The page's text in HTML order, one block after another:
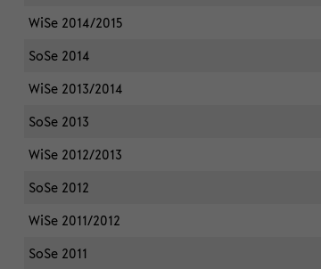
WiSe 2014/2015
SoSe 2014
WiSe 2013/2014
SoSe 2013
WiSe 2012/2013
SoSe 2012
WiSe 2011/2012
SoSe 2011